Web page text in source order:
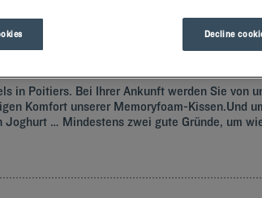
in Poitiers. Bei Ihrer Ankunft werden Sie
Komfort unserer Memoryfoam-Kissen.Und
… Mindestens zwei gute Gründe, um
Decline